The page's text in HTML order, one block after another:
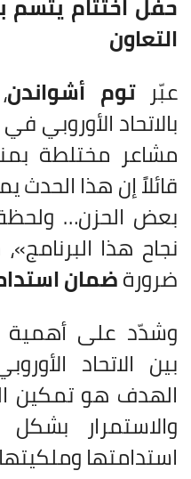
التعاون
عبّرتوم أشواندن
بالاتحاد الأوروبي
مشاعر مختلطة
قائلاً إن هذا
بعض الحزن…
نجاح هذا
ضرورةضمان
وشدّد على أهمية
بين الاتحاد
الهدف هو تمكين
والاستمرار
استدامتها